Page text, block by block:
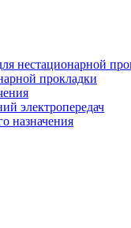
нестационарной
прокладки
электропередач
назначения